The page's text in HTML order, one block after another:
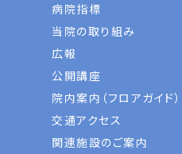
病院指標
当院の取り組み
広報
公開講座
院内案内（フロアガイド）
交通アクセス
関連施設のご案内